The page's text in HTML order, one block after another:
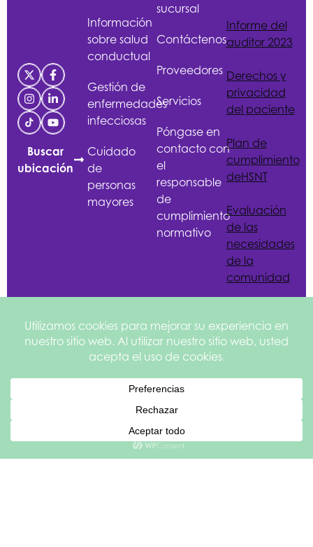
Buscar
ubicación
Información
sobre salud
conductual
Gestión de
enfermedades
infecciosas
Cuidado
de
personas
mayores
sucursal
Contáctenos
Proveedores
Servicios
Póngase en
contacto con
el
responsable
de
cumplimiento
normativo
Informe del
auditor 2023
Derechos y
privacidad
del paciente
Plan de
cumplimiento
deHSNT
Evaluación
de las
necesidades
de la
comunidad
Español de México